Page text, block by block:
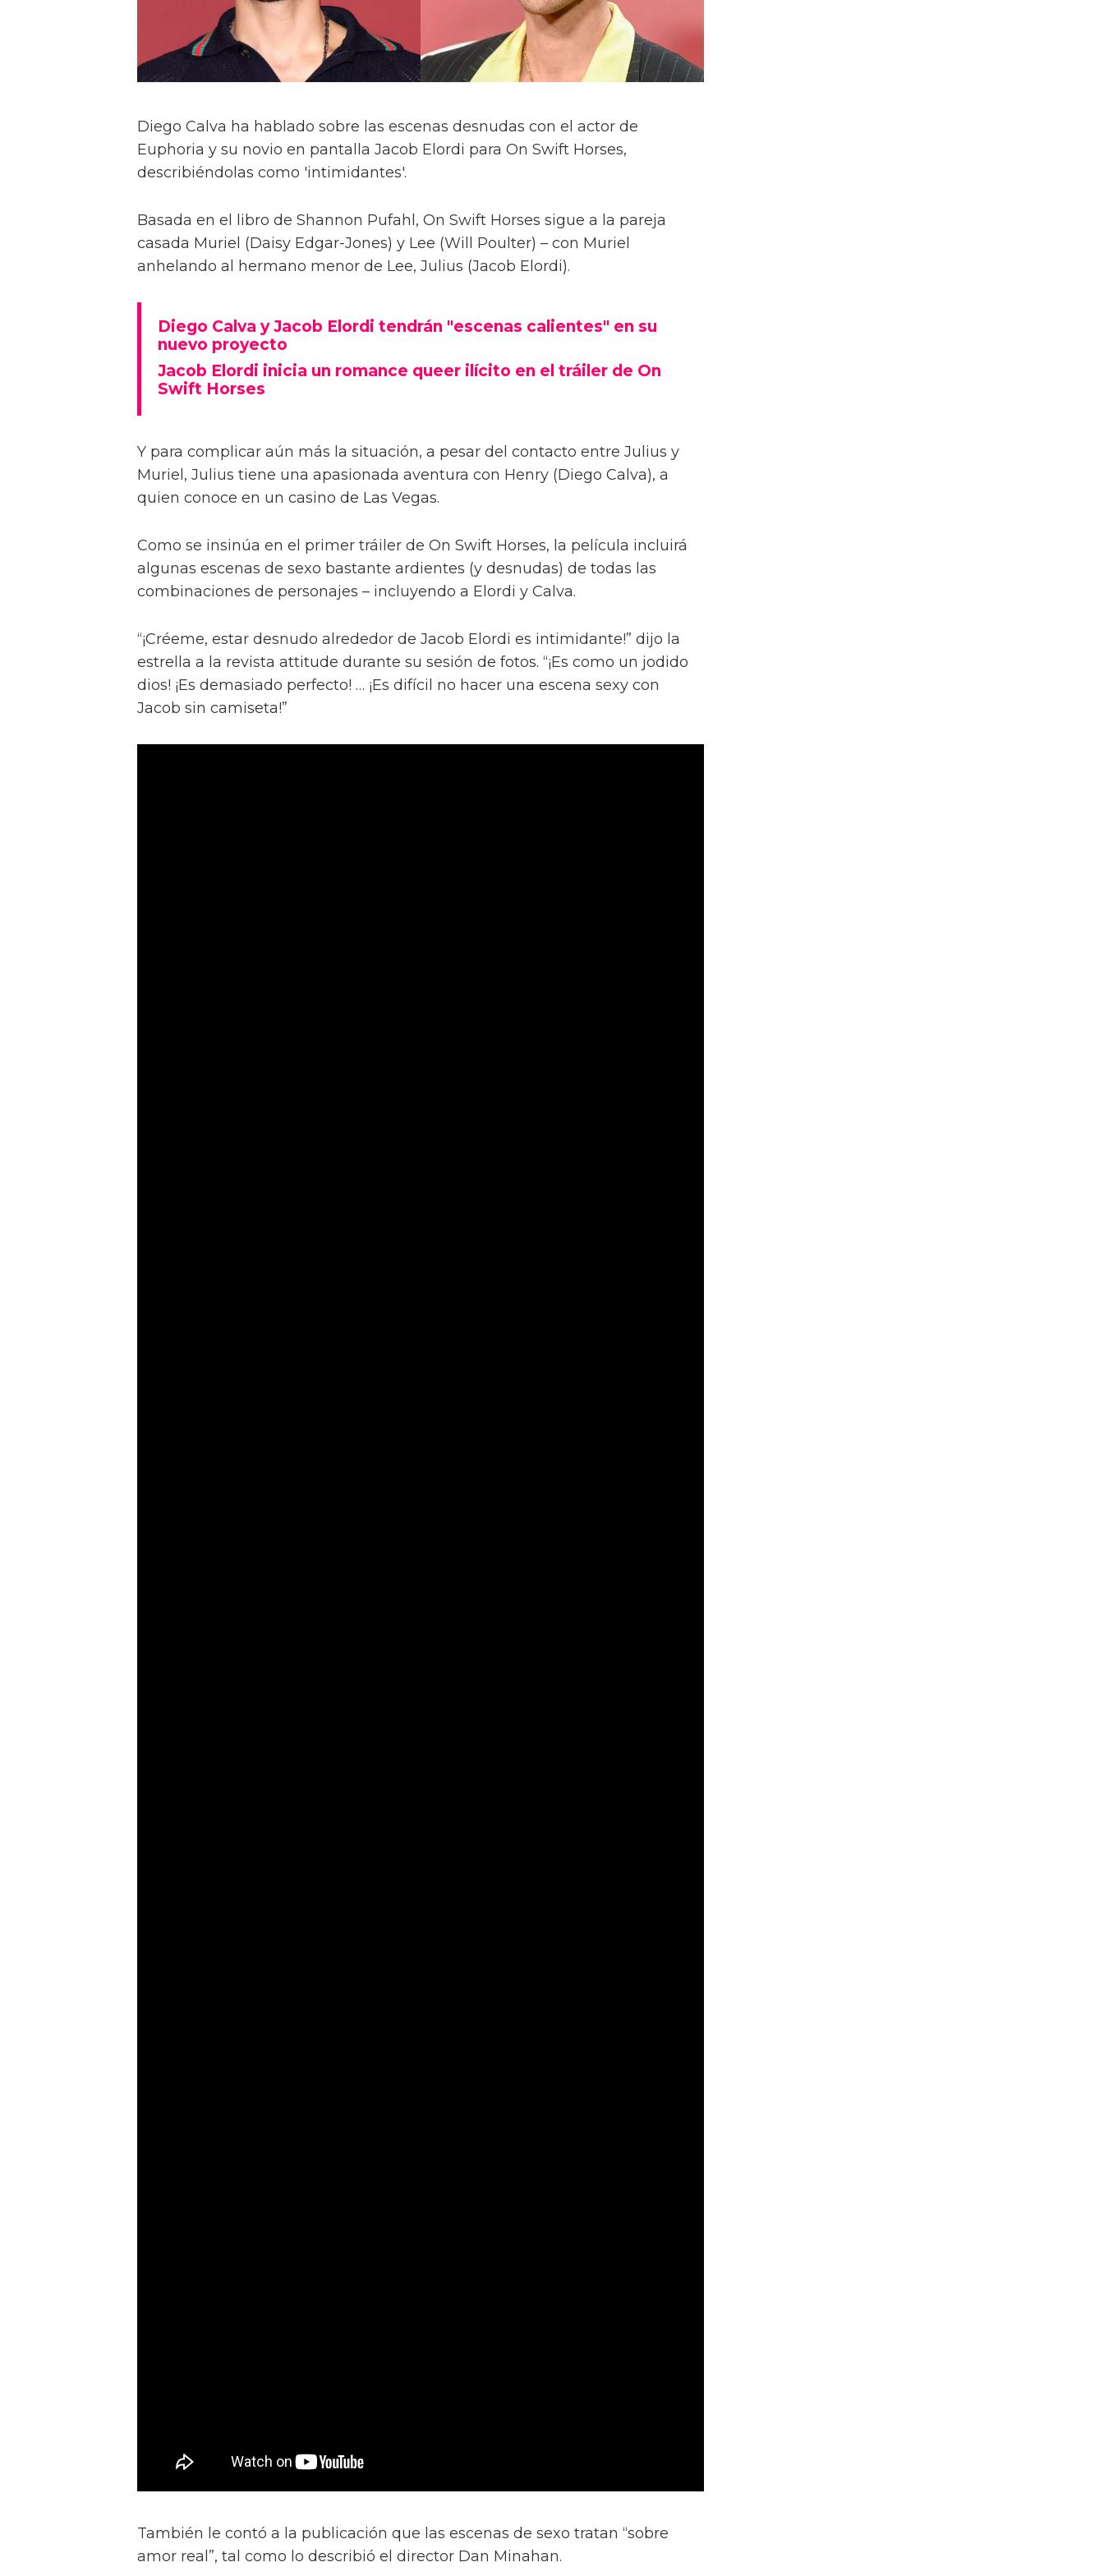
Diego Calva ha hablado sobre las escenas desnudas con el actor de
Euphoria y su novio en pantalla Jacob Elordi para On Swift Horses,
describiéndolas como 'intimidantes'.
Basada en el libro de Shannon Pufahl, On Swift Horses sigue a la pareja
casada Muriel (Daisy Edgar-Jones) y Lee (Will Poulter) – con Muriel
anhelando al hermano menor de Lee, Julius (Jacob Elordi).
Diego Calva y Jacob Elordi tendrán "escenas calientes" en su
nuevo proyecto
Jacob Elordi inicia un romance queer ilícito en el tráiler de On
Swift Horses
Y para complicar aún más la situación, a pesar del contacto entre Julius y
Muriel, Julius tiene una apasionada aventura con Henry (Diego Calva), a
quien conoce en un casino de Las Vegas.
Como se insinúa en el primer tráiler de On Swift Horses, la película incluirá
algunas escenas de sexo bastante ardientes (y desnudas) de todas las
combinaciones de personajes – incluyendo a Elordi y Calva.
“¡Créeme, estar desnudo alrededor de Jacob Elordi es intimidante!” dijo la
estrella a la revista attitude durante su sesión de fotos. “¡Es como un jodido
dios! ¡Es demasiado perfecto! … ¡Es difícil no hacer una escena sexy con
Jacob sin camiseta!”
También le contó a la publicación que las escenas de sexo tratan “sobre
amor real”, tal como lo describió el director Dan Minahan.